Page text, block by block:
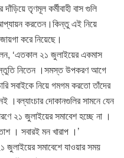
তৃণমূল কর্মীবাহী বাস গুলি
করতেন।কিন্তু এই নিয়ে
করে নিয়েছে।
‘এতকাল ২১ জুলাইয়ের একমাস
নিতেন ।সমস্ত উপকরণ আগে
সবাইকে নিয়ে গমগম করতো তাঁদের
দোকানগুলির সামনে যেন
২১ জুলাইয়ের সমাবেশ হচ্ছে না ।
। সবারই মন খারাপ ।’
জুলাইয়ের সমাবেশে যাওয়ার সময়